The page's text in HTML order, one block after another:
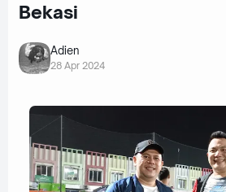
Bekasi
Adien
28 Apr 2024